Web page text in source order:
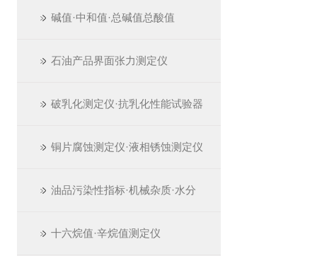
碱值·中和值·总碱值总酸值
石油产品界面张力测定仪
破乳化测定仪·抗乳化性能试验器
铜片腐蚀测定仪·液相锈蚀测定仪
油品污染性指标·机械杂质·水分
十六烷值·辛烷值测定仪